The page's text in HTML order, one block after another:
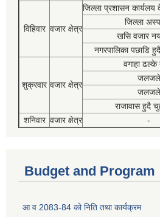
विहिवार वजार क्षेत्र
जिल्ला प्रशासन कार्यलय
जिल्ला
खसि वजार
नगरपालिका पछाडि
शुक्रवार वजार क्षेत्र
वगाहा ढल्के
जलजले
जलजले
राजावास हुदै
शनिवार वजार क्षेत्र -
Budget and Program
आ व 2083-84 को निति तथा कार्यक्रम